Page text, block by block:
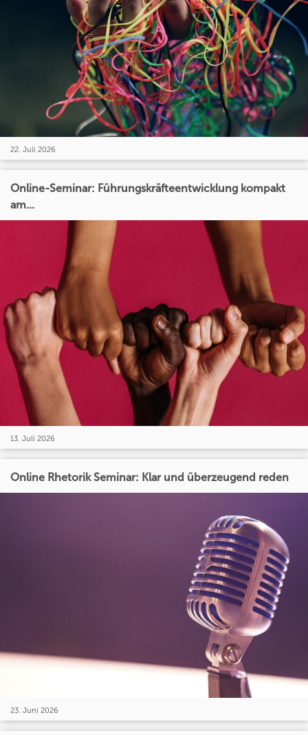
22. Juli 2026
Online-Seminar: Führungskräfteentwicklung kompakt
am...
13. Juli 2026
Online Rhetorik Seminar: Klar und überzeugend reden
23. Juni 2026